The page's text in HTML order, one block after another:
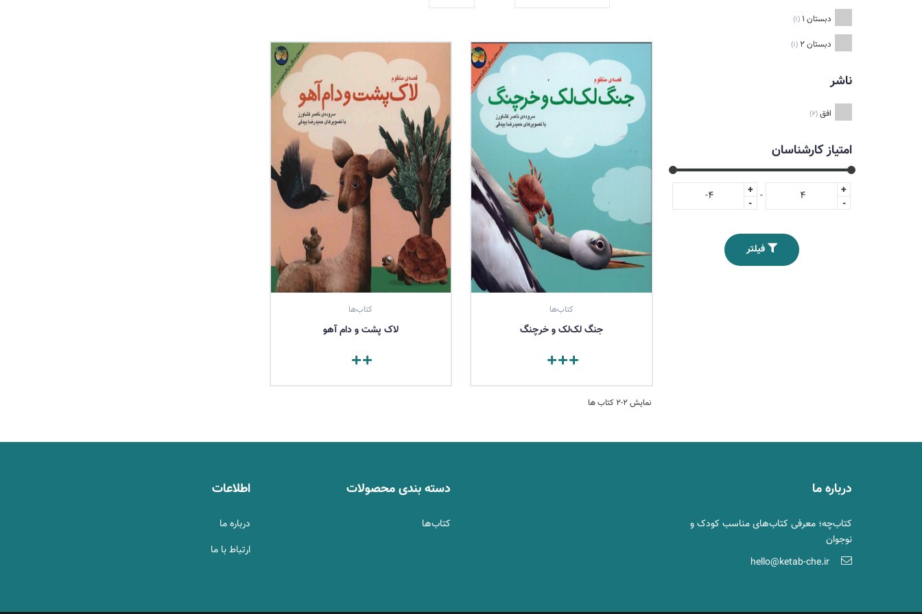
دبستان 1 (1)
دبستان 2 (1)
ناشر
افق (2)
امتیاز کارشناسان
+
-
-
+
-
فیلتر
کتاب‌ها
جنگ لک‌لک و خرچنگ
مشاهده کتاب
کتاب‌ها
لاک‌ پشت و دام آهو
مشاهده کتاب
نمایش 2-2 کتاب ها
درباره ما
کتاب‌چه؛ معرفی کتاب‌های مناسب کودک و
نوجوان
hello@ketab-che.ir
دسته بندی محصولات
کتاب‌ها
اطلاعات
درباره ما
ارتباط با ما